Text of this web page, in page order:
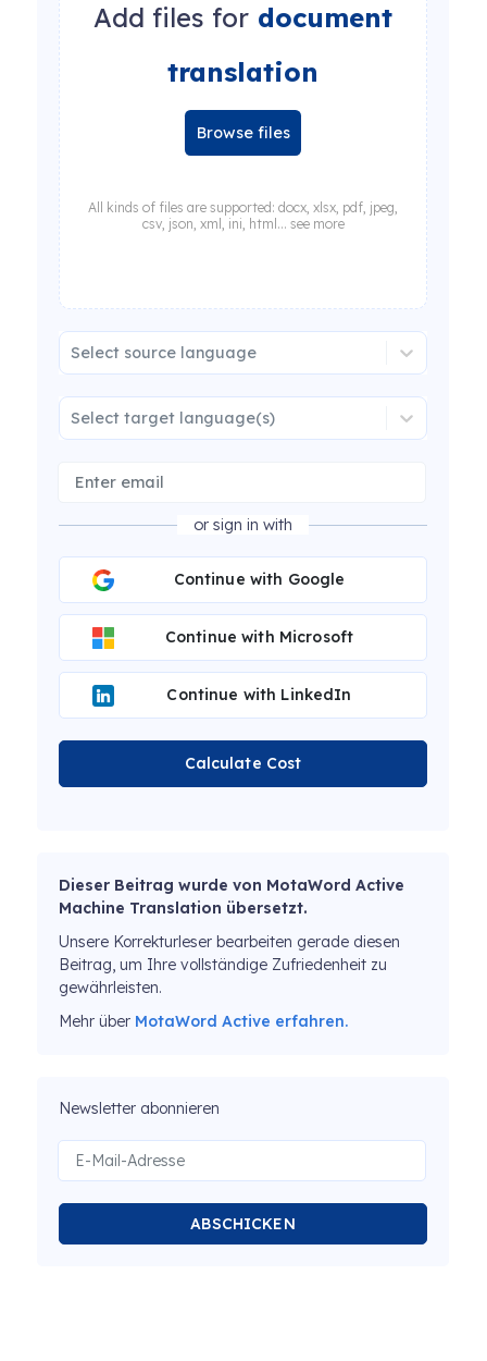
Add files for document
translation
Browse files
All kinds of files are supported: docx, xlsx, pdf, jpeg,
csv, json, xml, ini, html... see more
Select source language
Select target language(s)
or sign in with
Continue with Google
Continue with Microsoft
Continue with LinkedIn
Calculate Cost
Dieser Beitrag wurde von MotaWord Active
Machine Translation übersetzt.
Unsere Korrekturleser bearbeiten gerade diesen
Beitrag, um Ihre vollständige Zufriedenheit zu
gewährleisten.
Mehr über MotaWord Active erfahren.
Newsletter abonnieren
ABSCHICKEN